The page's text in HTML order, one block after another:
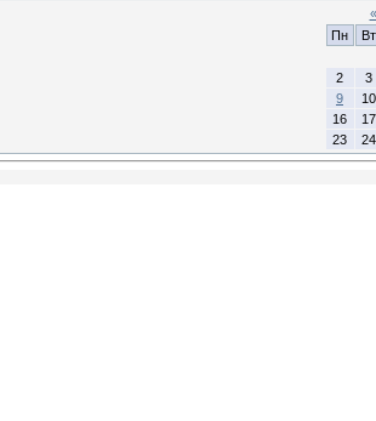
«
Пн
Вт
2
3
9
10
16
17
23
24